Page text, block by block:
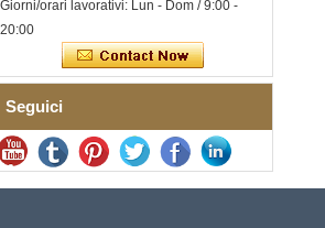
acciaio inossidabile 316L in
ceramica blu zaffiro,
bracciale a maglie fini
senza soluzione di continuità
Anello da uomo in carburo di
tungsteno sfaccettato
martellato, fede nuziale da
Giorni/orari lavorativi: Lun - Dom / 9:00 -
20:00
Seguici